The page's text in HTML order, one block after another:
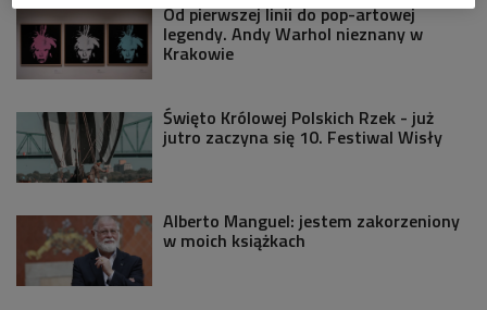
Od pierwszej linii do pop-artowej
legendy. Andy Warhol nieznany w
Krakowie
Święto Królowej Polskich Rzek - już
jutro zaczyna się 10. Festiwal Wisły
Alberto Manguel: jestem zakorzeniony
w moich książkach